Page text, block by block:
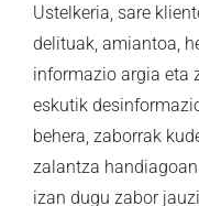
Ustelkeria, sare
delituak, amiantoa,
informazio argia eta
eskutik
behera, zaborrak
zalantza
izan dugu zabor